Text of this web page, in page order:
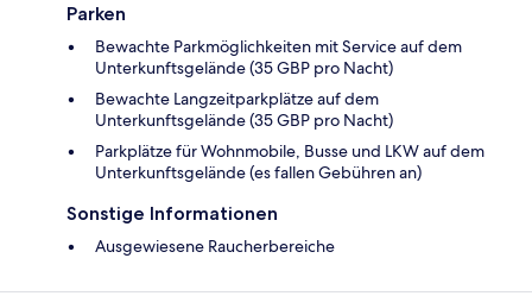
Parken
Bewachte Parkmöglichkeiten mit Service auf dem
Unterkunftsgelände (35 GBP pro Nacht)
Bewachte Langzeitparkplätze auf dem
Unterkunftsgelände (35 GBP pro Nacht)
Parkplätze für Wohnmobile, Busse und LKW auf dem
Unterkunftsgelände (es fallen Gebühren an)
Sonstige Informationen
Ausgewiesene Raucherbereiche